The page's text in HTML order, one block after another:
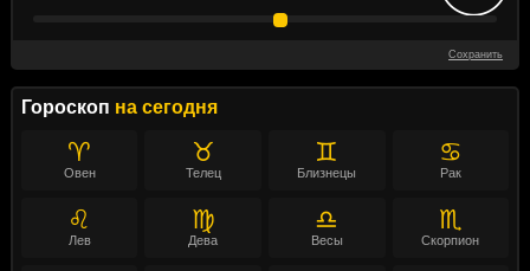
Сохранить
Гороскоп на сегодня
♈
Овен
♉
Телец
♊
Близнецы
♋
Рак
♌
Лев
♍
Дева
♎
Весы
♏
Скорпион